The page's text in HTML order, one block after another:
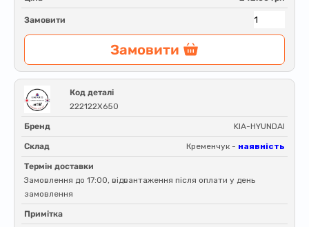
Замовити
Замовити
Код деталі
222122X650
Бренд KIA-HYUNDAI
Склад Кременчук - наявність
Термін доставки
Замовлення до 17:00, відвантаження після оплати у день
замовлення
Примітка